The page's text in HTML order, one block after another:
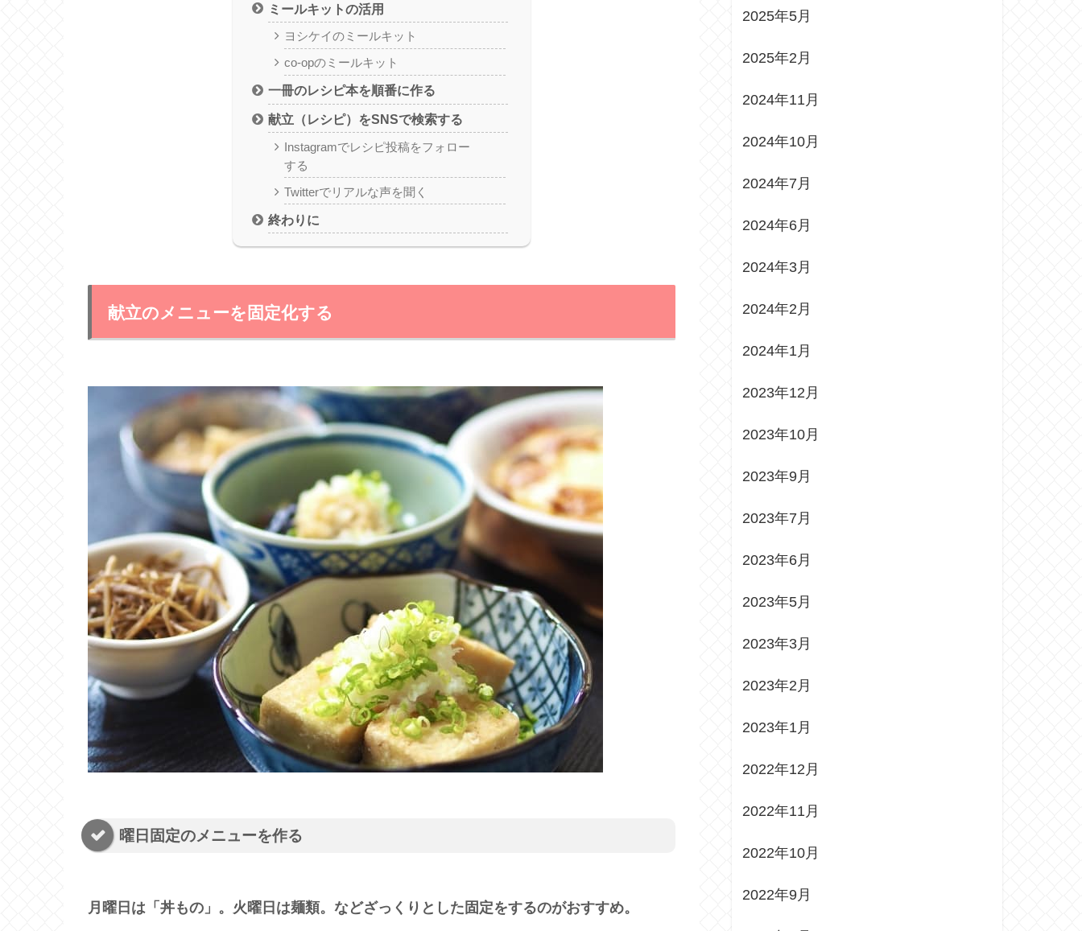
ミールキットの活用
ヨシケイのミールキット
co-opのミールキット
一冊のレシピ本を順番に作る
献立（レシピ）をSNSで検索する
Instagramでレシピ投稿をフォロー
する
Twitterでリアルな声を聞く
終わりに
献立のメニューを固定化する
曜日固定のメニューを作る
月曜日は「丼もの」。火曜日は麺類。などざっくりとした固定をするのがおすすめ。
2025年5月
2025年2月
2024年11月
2024年10月
2024年7月
2024年6月
2024年3月
2024年2月
2024年1月
2023年12月
2023年10月
2023年9月
2023年7月
2023年6月
2023年5月
2023年3月
2023年2月
2023年1月
2022年12月
2022年11月
2022年10月
2022年9月